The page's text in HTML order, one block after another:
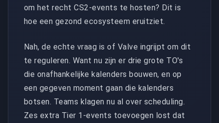
om het recht CS2-events te hosten? Dit is
hoe een gezond ecosysteem eruitziet.
Nah, de echte vraag is of Valve ingrijpt om dit
te reguleren. Want nu zijn er drie grote TO's
die onafhankelijke kalenders bouwen, en op
een gegeven moment gaan die kalenders
botsen. Teams klagen nu al over scheduling.
Zes extra Tier 1-events toevoegen lost dat